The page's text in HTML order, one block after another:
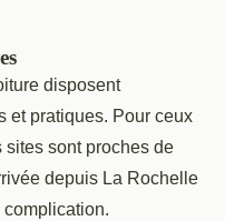
disposent
et pratiques. Pour ceux
sont proches de
depuis La Rochelle
complication.